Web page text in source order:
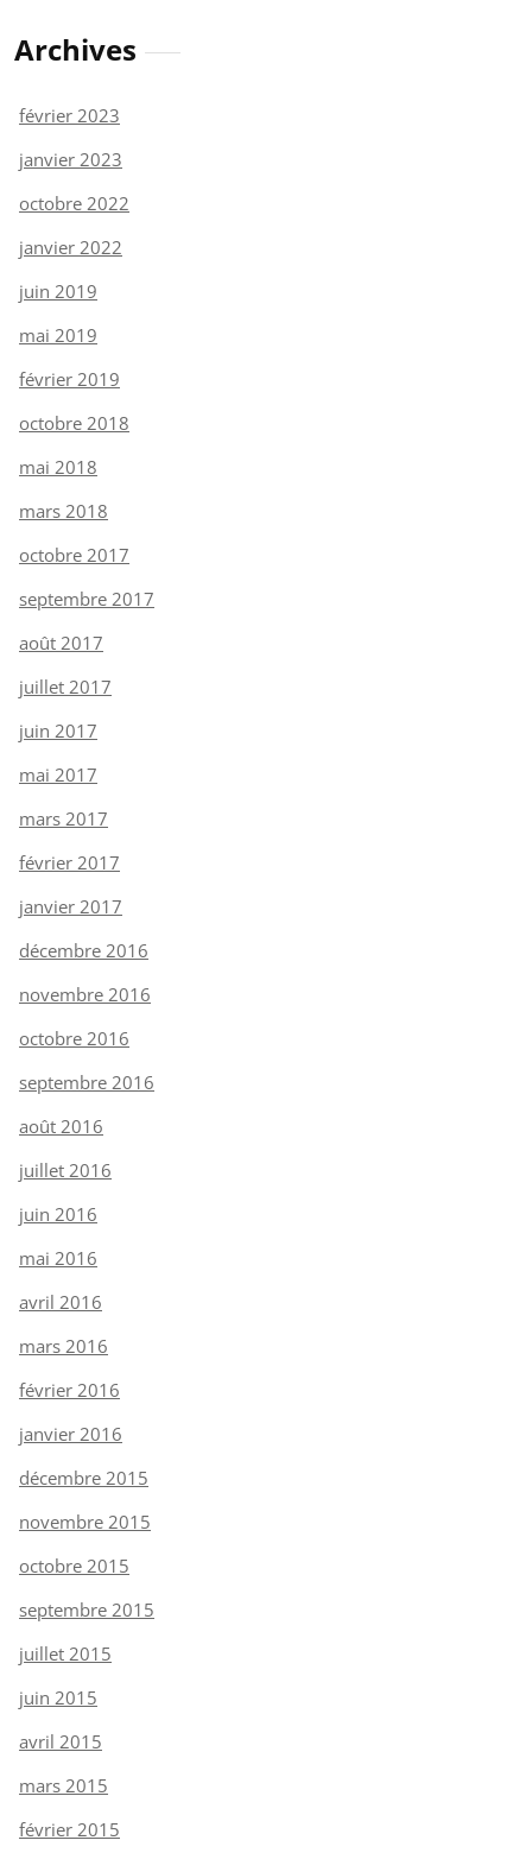
Archives
février 2023
janvier 2023
octobre 2022
janvier 2022
juin 2019
mai 2019
février 2019
octobre 2018
mai 2018
mars 2018
octobre 2017
septembre 2017
août 2017
juillet 2017
juin 2017
mai 2017
mars 2017
février 2017
janvier 2017
décembre 2016
novembre 2016
octobre 2016
septembre 2016
août 2016
juillet 2016
juin 2016
mai 2016
avril 2016
mars 2016
février 2016
janvier 2016
décembre 2015
novembre 2015
octobre 2015
septembre 2015
juillet 2015
juin 2015
avril 2015
mars 2015
février 2015